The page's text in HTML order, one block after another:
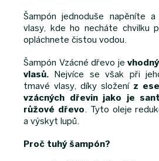
Šampón jednoduše napěníte
vlasy, kde ho necháte chvilku
opláchnete čistou vodou.
Šampón Vzácné dřevo je
vlasů.
Nejvíce se však při
tmavé vlasy, díky složení z
vzácných dřevin jako je
růžové dřevo. Tyto oleje
a výskyt lupů.
Proč tuhý šampón?